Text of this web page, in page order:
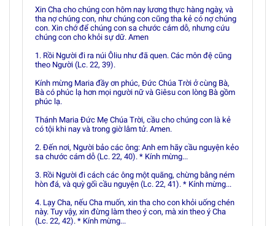
Xin Cha cho chúng con hôm nay lương thực hàng ngày, và
tha nợ chúng con, như chúng con cũng tha kẻ có nợ chúng
con. Xin chớ để chúng con sa chước cám dỗ, nhưng cứu
chúng con cho khỏi sự dữ. Amen
1. Rồi Người đi ra núi Ôliu như đã quen. Các môn đệ cũng
theo Người (Lc. 22, 39).
Kính mừng Maria đầy ơn phúc, Ðức Chúa Trời ở cùng Bà,
Bà có phúc lạ hơn mọi người nữ và Giêsu con lòng Bà gồm
phúc lạ.
Thánh Maria Ðức Mẹ Chúa Trời, cầu cho chúng con là kẻ
có tội khi nay và trong giờ lâm tử. Amen.
2. Ðến nơi, Người bảo các ông: Anh em hãy cầu nguyện kẻo
sa chước cám dỗ (Lc. 22, 40). * Kính mừng...
3. Rồi Người đi cách các ông một quãng, chừng bằng ném
hòn đá, và quỳ gối cầu nguyện (Lc. 22, 41). * Kính mừng...
4. Lạy Cha, nếu Cha muốn, xin tha cho con khỏi uống chén
này. Tuy vậy, xin đừng làm theo ý con, mà xin theo ý Cha
(Lc. 22, 42). * Kính mừng...